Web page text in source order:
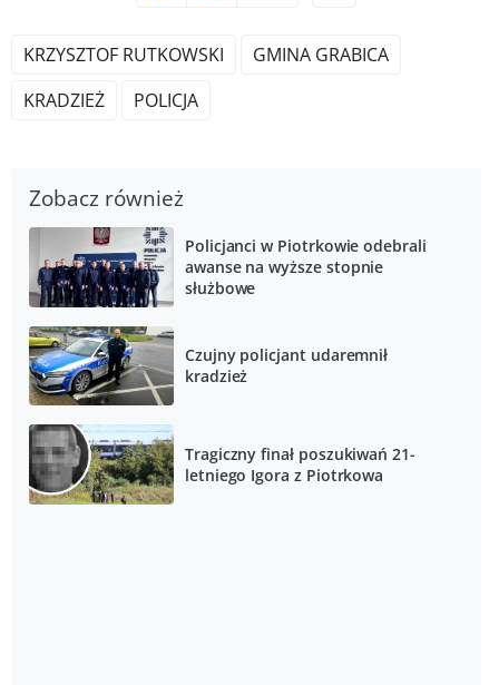
KRZYSZTOF RUTKOWSKI
GMINA GRABICA
KRADZIEŻ
POLICJA
Zobacz również
Policjanci w Piotrkowie odebrali
awanse na wyższe stopnie
służbowe
Czujny policjant udaremnił
kradzież
Tragiczny finał poszukiwań 21-
letniego Igora z Piotrkowa